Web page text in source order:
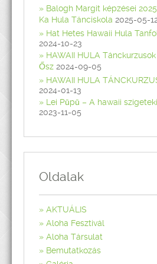
Balogh Margit képzései
Ka Hula Tánciskola 2025-05-
Hat Hetes Hawaii Hula
2024-10-23
HAWAII HULA
Ősz 2024-09-05
HAWAII HULA
2024-01-13
Lei Pūpū – A hawaii
2023-11-05
Oldalak
AKTUÁLIS
Aloha Fesztivál
Aloha Társulat
Bemutatkozás